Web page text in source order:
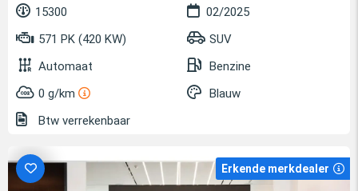
15300
02/2025
571 PK (420 KW)
SUV
Automaat
Benzine
0 g/km
Blauw
Btw verrekenbaar
Erkende merkdealer